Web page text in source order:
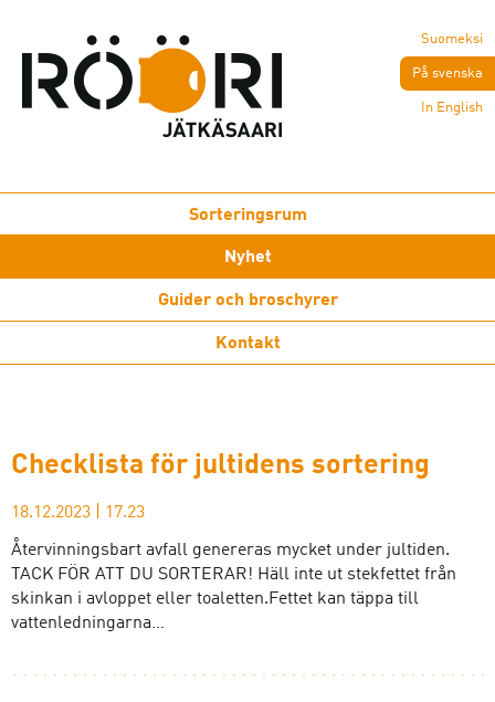
Suomeksi
På svenska
In English
Sorteringsrum
Nyhet
Guider och broschyrer
Kontakt
Checklista för jultidens sortering
18.12.2023 17.23
Återvinningsbart avfall genereras mycket under jultiden.
TACK FÖR ATT DU SORTERAR! Häll inte ut stekfettet från
skinkan i avloppet eller toaletten.Fettet kan täppa till
vattenledningarna…